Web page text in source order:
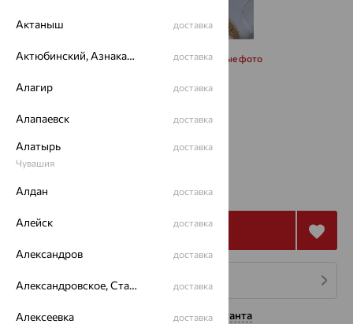
Запросить дополнительные фото
от 87 420 242 833
Купить
4 платежа по 21 855
Нужна помощь консультанта
Актаныш доставка
Актюбинский, Азнакаевский район доставка
Алагир доставка
Алапаевск доставка
Алатырь
Чувашия
доставка
Алдан доставка
Алейск доставка
Александров доставка
Александровское, Ставропольский край доставка
Алексеевка доставка